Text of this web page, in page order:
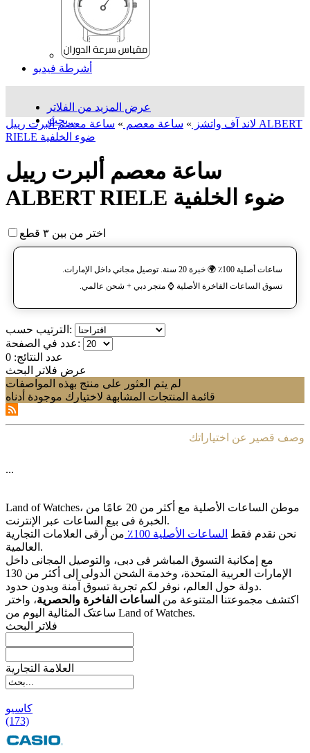
أشرطة فيديو
عرض المزيد من الفلاتر
بحث...
لاند آف واتشز » ساعة معصم » ساعة معصم ألبرت رييل ALBERT
RIELE ضوء الخلفية
ساعة معصم ألبرت رييل
ALBERT RIELE ضوء الخلفية
اختر من بين ٣ قطع
ساعات أصلية 100٪ 🌍 خبرة 20 سنة. توصيل مجاني داخل الإمارات.
تسوق الساعات الفاخرة الأصلية ⌚️ متجر دبي + شحن عالمي.
الترتيب حسب:
عدد في الصفحة:
عدد النتائج: 0
عرض فلاتر البحث
لم يتم العثور على منتج بهذه المواصفات
قائمة المنتجات المشابهة لاختيارك موجودة أدناه
وصف قصير عن اختياراتك
...
Land of Watches، موطن الساعات الأصلیة مع أکثر من 20 عامًا من
الخبرة فی بیع الساعات عبر الإنترنت.
نحن نقدم فقط الساعات الأصلیة 100٪
من أرقى العلامات التجاریة
العالمیة.
مع إمکانیة التسوق المباشر فی دبی، والتوصیل المجانی داخل
الإمارات العربیة المتحدة، وخدمة الشحن الدولی إلى أکثر من 130
دولة حول العالم، نوفر لکم تجربة تسوق آمنة وبدون حدود.
اکتشف مجموعتنا المتنوعة من الساعات الفاخرة والحصریة، واختر
ساعتک المثالیة الیوم من Land of Watches.
فلاتر البحث
العلامة التجارية
کاسیو
(173)